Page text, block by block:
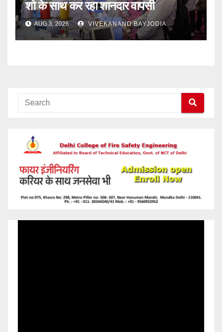
शो के साथ कर रहा शानदार वापसी
AUG 3, 2026 VIVEKANAND BAYJODIA